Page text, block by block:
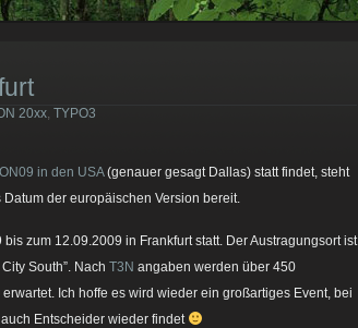
20xx, TYPO3
in den USA(genauer gesagt Dallas) statt findet, steht
der europäischen Version bereit.
zum 12.09.2009 in Frankfurt statt. Der Austragungsort ist
South”. Nach T3N angaben werden über 450
Ich hoffe es wird wieder ein großartiges Event, bei
Entscheider wieder findet